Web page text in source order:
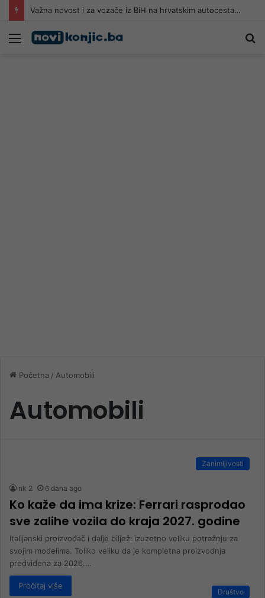
Važna novost i za vozače iz BiH na hrvatskim autocestama
Meni
Početna / Automobili
Automobili
Zanimljivosti
nk 2 6 dana ago
Ko kaže da ima krize: Ferrari rasprodao
sve zalihe vozila do kraja 2027. godine
Italijanski proizvođač i dalje bilježi izuzetno veliku potražnju za
svojim modelima. Toliko veliku da je kompletna proizvodnja
predviđena za 2026.…
Pročitaj više
Društvo